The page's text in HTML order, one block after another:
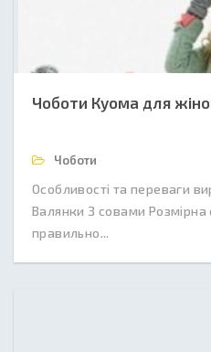
Чоботи Куома для
Чоботи
Особливості та переваги
Валянки З совами Розмірна
правильно...